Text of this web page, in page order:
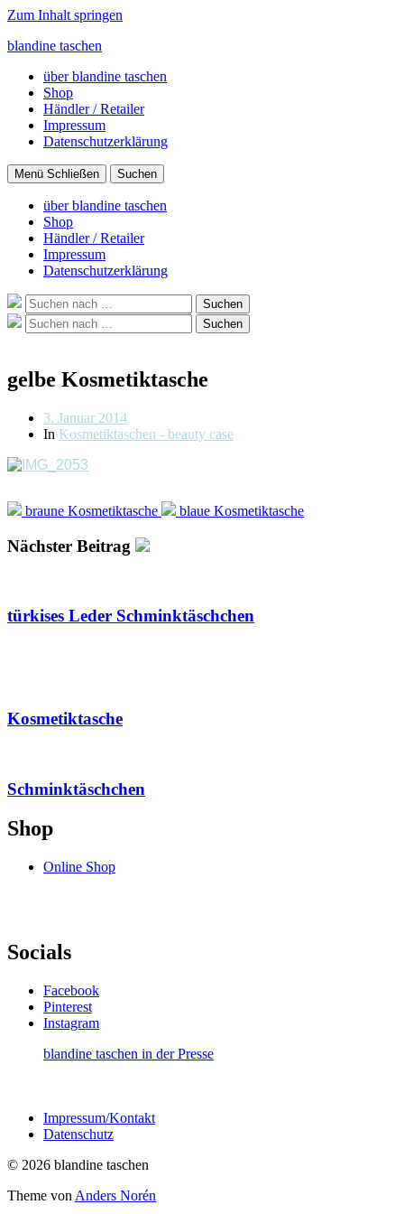
Zum Inhalt springen
blandine taschen
über blandine taschen
Shop
Händler / Retailer
Impressum
Datenschutzerklärung
Menü Schließen Suchen
über blandine taschen
Shop
Händler / Retailer
Impressum
Datenschutzerklärung
Suche
nach:
Suchen
Suche
nach:
Suchen
gelbe Kosmetiktasche
Beitragsdatum
3. Januar 2014
In Kosmetiktaschen - beauty case
braune Kosmetiktasche blaue Kosmetiktasche
Nächster Beitrag
türkises Leder Schminktäschchen
Kosmetiktasche
Schminktäschchen
Shop
Online Shop
Socials
Facebook
Pinterest
Instagram
blandine taschen in der Presse
Impressum/Kontakt
Datenschutz
© 2026 blandine taschen
Theme von Anders Norén